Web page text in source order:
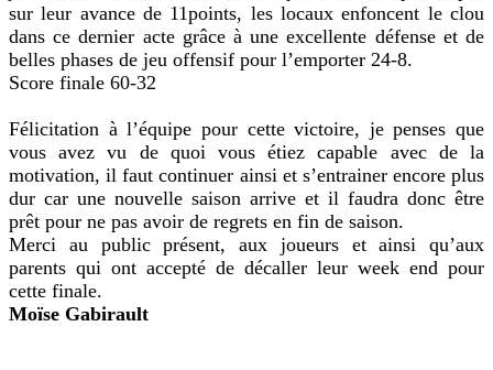
sur leur avance de 11points, les locaux enfoncent le clou
dans ce dernier acte grâce à une excellente défense et de
belles phases de jeu offensif pour l’emporter 24-8.
Score finale 60-32
Félicitation à l’équipe pour cette victoire, je penses que
vous avez vu de quoi vous étiez capable avec de la
motivation, il faut continuer ainsi et s’entrainer encore plus
dur car une nouvelle saison arrive et il faudra donc être
prêt pour ne pas avoir de regrets en fin de saison.
Merci au public présent, aux joueurs et ainsi qu’aux
parents qui ont accepté de décaller leur week end pour
cette finale.
Moïse Gabirault